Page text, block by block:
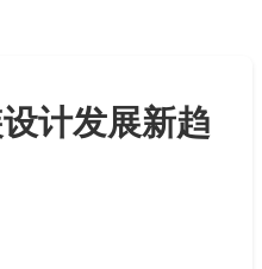
计发展新趋